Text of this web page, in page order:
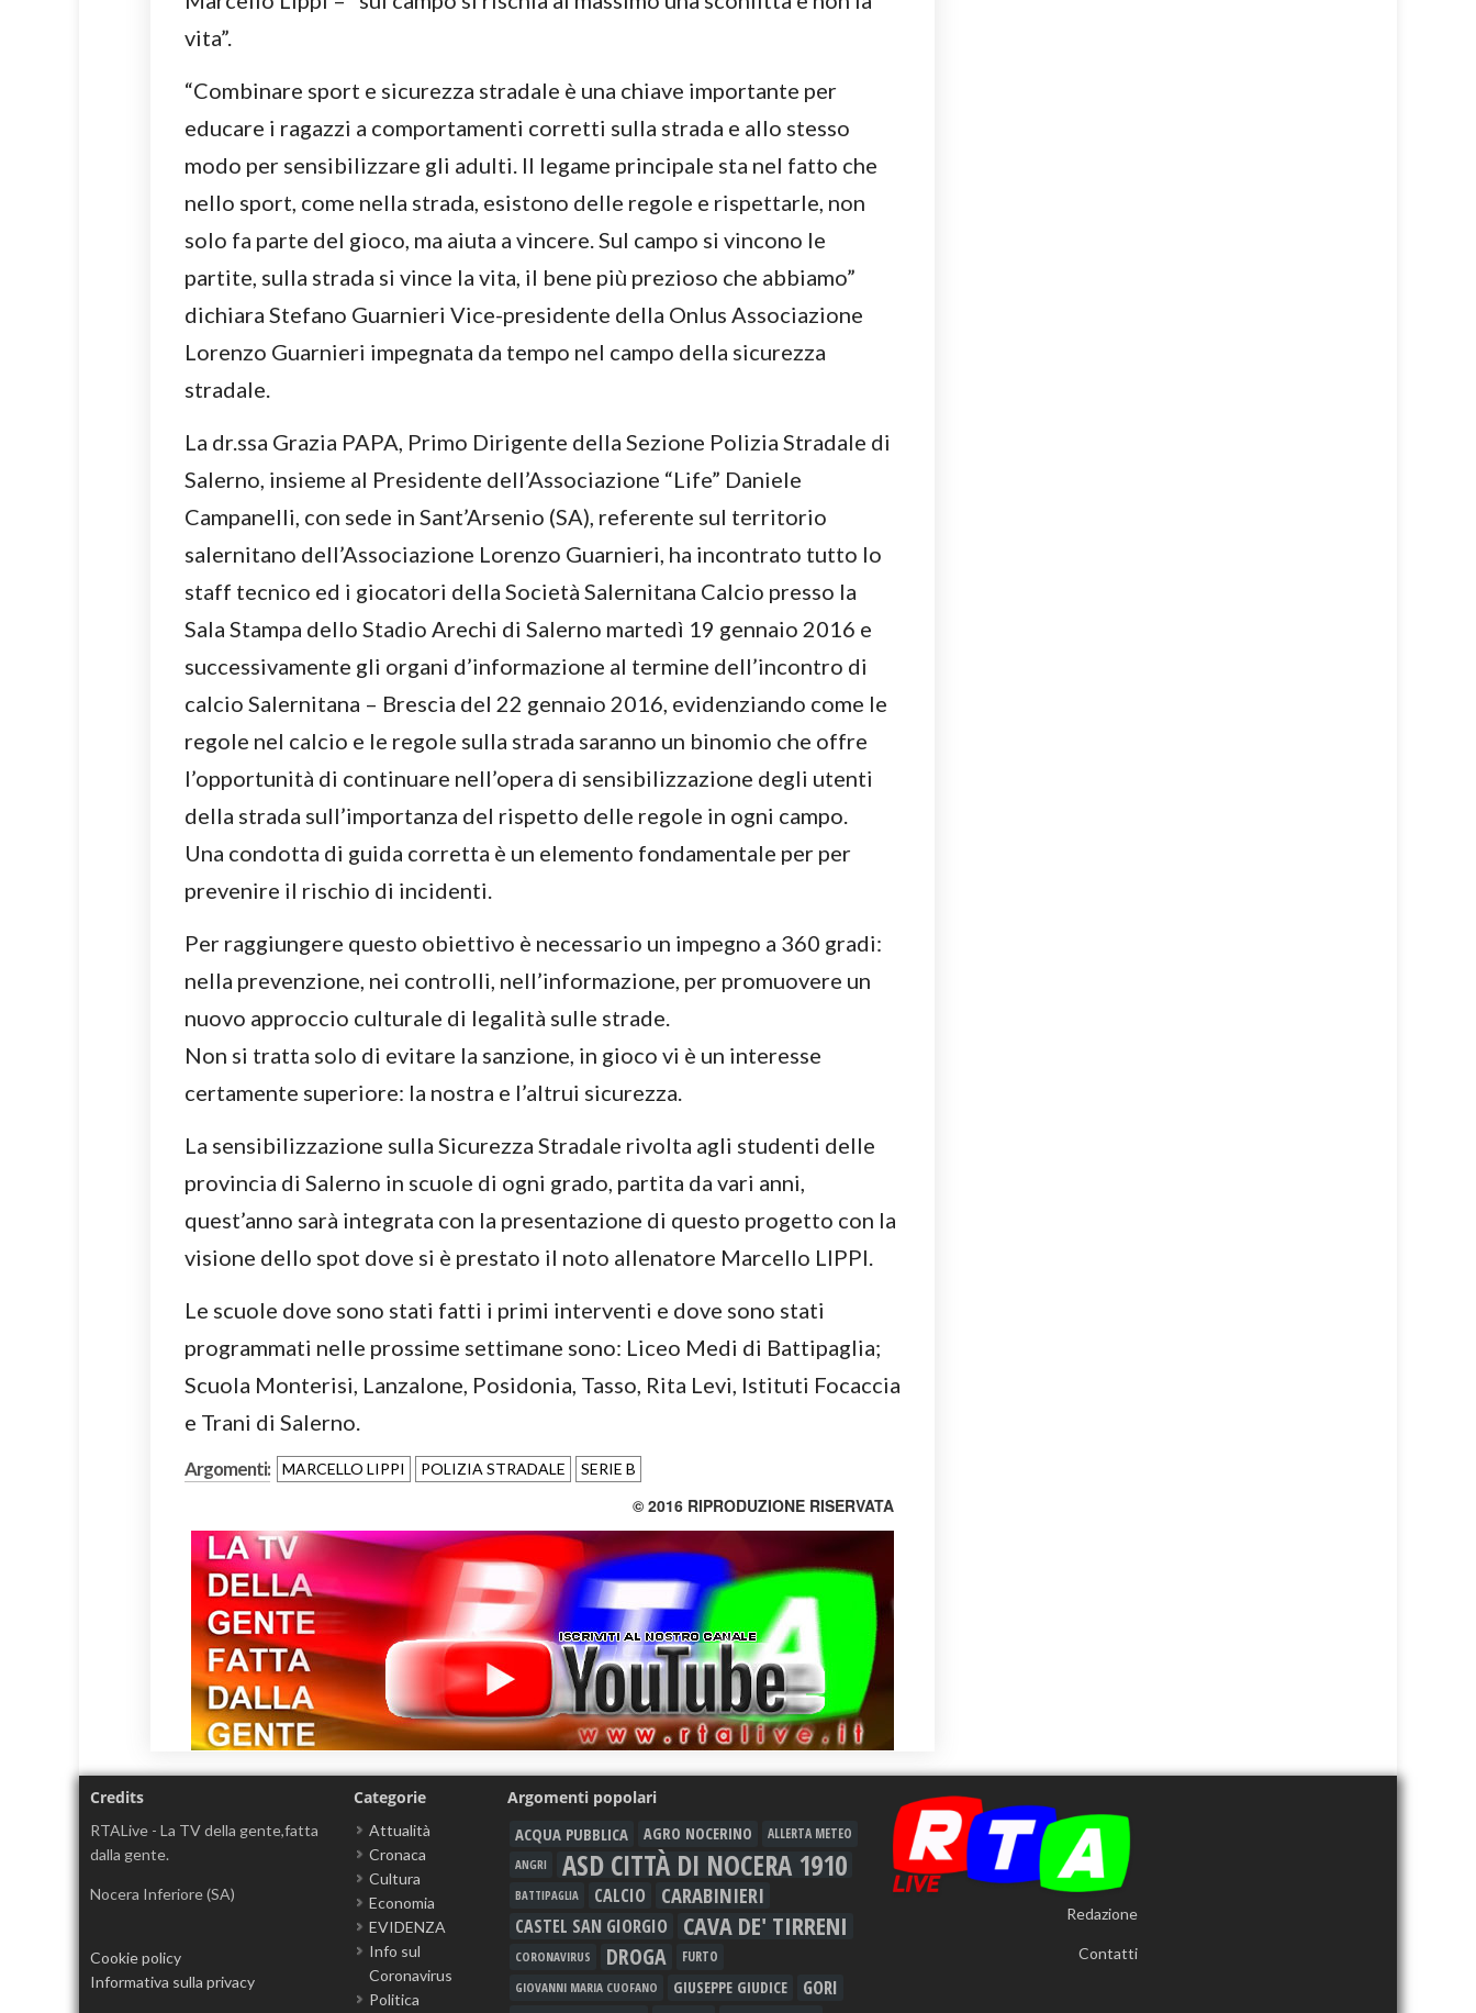
vita”.
“Combinare sport e sicurezza stradale è una chiave importante per
educare i ragazzi a comportamenti corretti sulla strada e allo stesso
modo per sensibilizzare gli adulti. Il legame principale sta nel fatto che
nello sport, come nella strada, esistono delle regole e rispettarle, non
solo fa parte del gioco, ma aiuta a vincere. Sul campo si vincono le
partite, sulla strada si vince la vita, il bene più prezioso che abbiamo”
dichiara Stefano Guarnieri Vice-presidente della Onlus Associazione
Lorenzo Guarnieri impegnata da tempo nel campo della sicurezza
stradale.
La dr.ssa Grazia PAPA, Primo Dirigente della Sezione Polizia Stradale di
Salerno, insieme al Presidente dell’Associazione “Life” Daniele
Campanelli, con sede in Sant’Arsenio (SA), referente sul territorio
salernitano dell’Associazione Lorenzo Guarnieri, ha incontrato tutto lo
staff tecnico ed i giocatori della Società Salernitana Calcio presso la
Sala Stampa dello Stadio Arechi di Salerno martedì 19 gennaio 2016 e
successivamente gli organi d’informazione al termine dell’incontro di
calcio Salernitana – Brescia del 22 gennaio 2016, evidenziando come le
regole nel calcio e le regole sulla strada saranno un binomio che offre
l’opportunità di continuare nell’opera di sensibilizzazione degli utenti
della strada sull’importanza del rispetto delle regole in ogni campo.
Una condotta di guida corretta è un elemento fondamentale per per
prevenire il rischio di incidenti.
Per raggiungere questo obiettivo è necessario un impegno a 360 gradi:
nella prevenzione, nei controlli, nell’informazione, per promuovere un
nuovo approccio culturale di legalità sulle strade.
Non si tratta solo di evitare la sanzione, in gioco vi è un interesse
certamente superiore: la nostra e l’altrui sicurezza.
La sensibilizzazione sulla Sicurezza Stradale rivolta agli studenti delle
provincia di Salerno in scuole di ogni grado, partita da vari anni,
quest’anno sarà integrata con la presentazione di questo progetto con la
visione dello spot dove si è prestato il noto allenatore Marcello LIPPI.
Le scuole dove sono stati fatti i primi interventi e dove sono stati
programmati nelle prossime settimane sono: Liceo Medi di Battipaglia;
Scuola Monterisi, Lanzalone, Posidonia, Tasso, Rita Levi, Istituti Focaccia
e Trani di Salerno.
Argomenti: MARCELLO LIPPI POLIZIA STRADALE SERIE B
© 2016 RIPRODUZIONE RISERVATA
Credits
RTALive - La TV della gente,fatta
dalla gente.
Nocera Inferiore (SA)
Cookie policy
Informativa sulla privacy
Categorie
Attualità
Cronaca
Cultura
Economia
EVIDENZA
Info sul
Coronavirus
Politica
Argomenti popolari
ACQUA PUBBLICA AGRO NOCERINO
ALLERTA METEO
ANGRI
ASD CITTÀ DI NOCERA 1910
BATTIPAGLIA CALCIO CARABINIERI
CASTEL SAN GIORGIO CAVA DE' TIRRENI
CORONAVIRUS DROGA FURTO
GIOVANNI MARIA CUOFANO GIUSEPPE GIUDICE GORI
Redazione
Contatti